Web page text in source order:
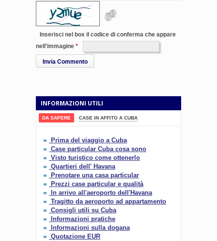
Inserisci nel box il codice di conferma che appare
nell'immagine
Invia Commento
INFORMAZIONI UTILI
DA SAPERE CASE IN AFFITO A CUBA
Prima del viaggio a Cuba
Case particular Cuba cosa sono
Visto turistico come ottenerlo
Quartieri dell' Havana
Prenotare una casa particular
Prezzi case particular e qualità
In arrivo all'aeroporto dell'Havana
Tragitto da aeroporto ad appartamento
Consigli utili su Cuba
Informazioni pratiche
Informazioni sulla dogana
Quotazione EUR